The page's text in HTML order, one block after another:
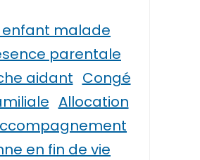
malade
parentale
aidant Congé
Allocation
en fin de vie